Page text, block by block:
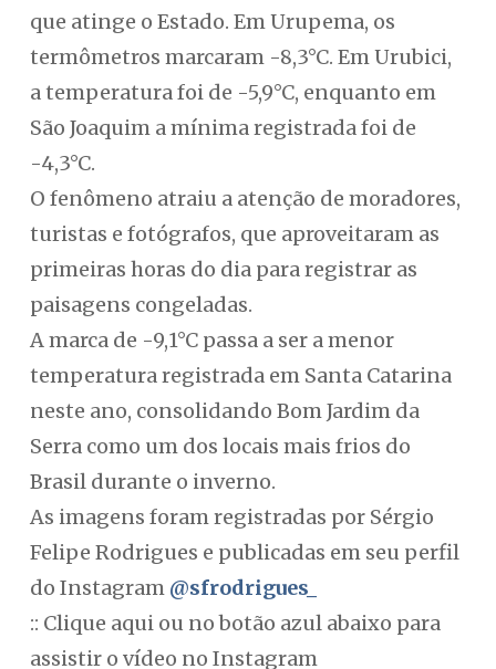
que atinge o Estado. Em Urupema, os
termômetros marcaram -8,3°C. Em Urubici,
a temperatura foi de -5,9°C, enquanto em
São Joaquim a mínima registrada foi de
-4,3°C.
O fenômeno atraiu a atenção de moradores,
turistas e fotógrafos, que aproveitaram as
primeiras horas do dia para registrar as
paisagens congeladas.
A marca de -9,1°C passa a ser a menor
temperatura registrada em Santa Catarina
neste ano, consolidando Bom Jardim da
Serra como um dos locais mais frios do
Brasil durante o inverno.
As imagens foram registradas por Sérgio
Felipe Rodrigues e publicadas em seu perfil
do Instagram @sfrodrigues_
:: Clique aqui ou no botão azul abaixo para
assistir o vídeo no Instagram